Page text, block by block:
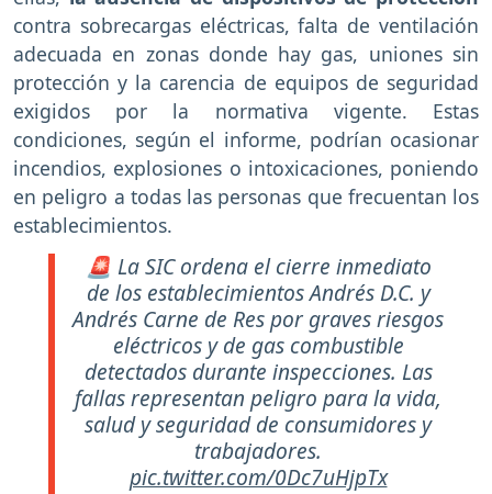
contra sobrecargas eléctricas, falta de ventilación
adecuada en zonas donde hay gas, uniones sin
protección y la carencia de equipos de seguridad
exigidos por la normativa vigente. Estas
condiciones, según el informe, podrían ocasionar
incendios, explosiones o intoxicaciones, poniendo
en peligro a todas las personas que frecuentan los
establecimientos.
🚨 La SIC ordena el cierre inmediato
de los establecimientos Andrés D.C. y
Andrés Carne de Res por graves riesgos
eléctricos y de gas combustible
detectados durante inspecciones. Las
fallas representan peligro para la vida,
salud y seguridad de consumidores y
trabajadores.
pic.twitter.com/0Dc7uHjpTx